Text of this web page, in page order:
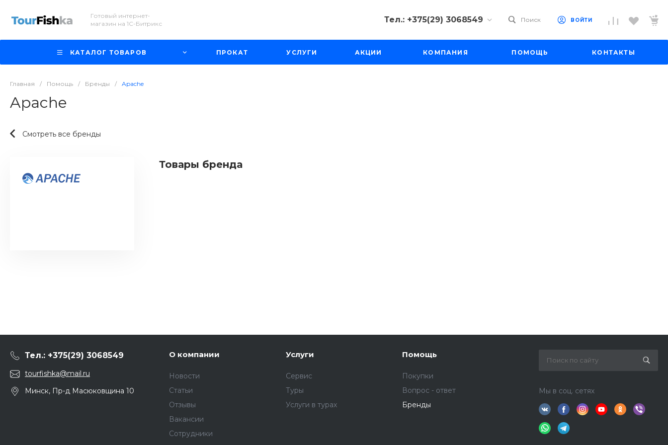
Готовый интернет-
магазин на 1С-Битрикс
Тел.: +375(29) 3068549
Минск, Пр-д
Поиск ВОЙТИ
КАТАЛОГ ТОВАРОВ ПРОКАТ УСЛУГИ АКЦИИ КОМПАНИЯ ПОМОЩЬ КОНТАКТЫ
Главная / Помощь / Бренды / Apache
Apache
Смотреть все бренды
Товары бренда
Тел.: +375(29) 3068549
tourfishka@mail.ru
Минск, Пр-д Масюковщина 10
О компании
Новости
Статьи
Отзывы
Вакансии
Сотрудники
Услуги
Сервис
Туры
Услуги в турах
Помощь
Покупки
Вопрос - ответ
Бренды
Мы в соц. сетях